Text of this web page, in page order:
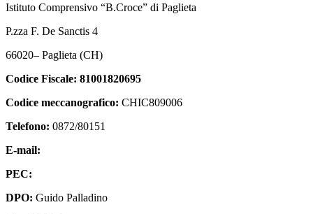
Istituto Comprensivo “B.Croce” di Paglieta
P.zza F. De Sanctis 4
66020– Paglieta (CH)
Codice Fiscale: 81001820695
Codice meccanografico: CHIC809006
Telefono: 0872/80151
E-mail:
PEC:
DPO: Guido Palladino